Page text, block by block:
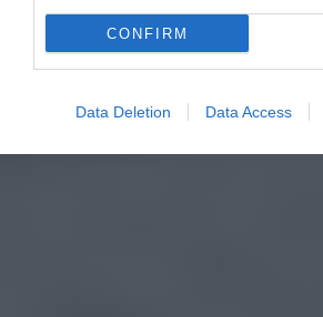
CONFIRM
Data Deletion Data Access